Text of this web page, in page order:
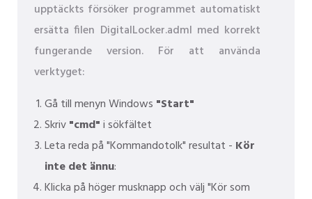
upptäckts försöker programmet automatiskt
ersätta filen DigitalLocker.adml med korrekt
fungerande version. För att använda
verktyget:
Gå till menyn Windows "Start"
Skriv"cmd"i sökfältet
Leta reda på "Kommandotolk" resultat - Kör
inte det ännu:
Klicka på höger musknapp och välj "Kör som